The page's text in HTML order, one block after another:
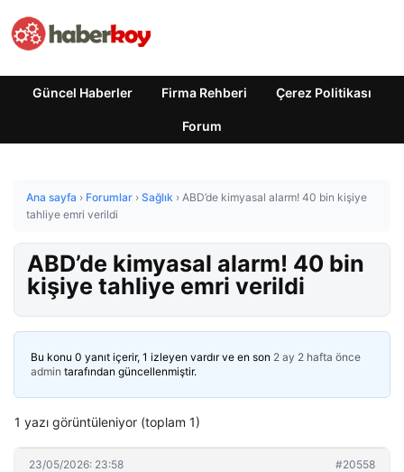
Güncel Haberler Firma Rehberi Çerez Politikası
Forum
Ana sayfa › Forumlar › Sağlık › ABD’de kimyasal alarm! 40 bin kişiye
tahliye emri verildi
ABD’de kimyasal alarm! 40 bin
kişiye tahliye emri verildi
Bu konu 0 yanıt içerir, 1 izleyen vardır ve en son 2 ay 2 hafta önce
admin tarafından güncellenmiştir.
1 yazı görüntüleniyor (toplam 1)
23/05/2026: 23:58 #20558